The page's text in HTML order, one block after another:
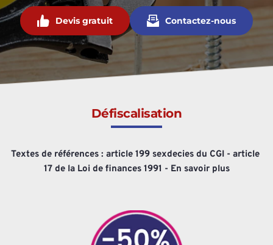
Devis gratuit Contactez-nous
Défiscalisation
Textes de références : article 199 sexdecies du CGI - article
17 de la Loi de finances 1991 - En savoir plus